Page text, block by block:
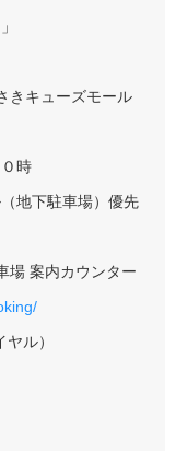
きキューズモール
時
地下駐車場）優先
場 案内カウンター
ル）